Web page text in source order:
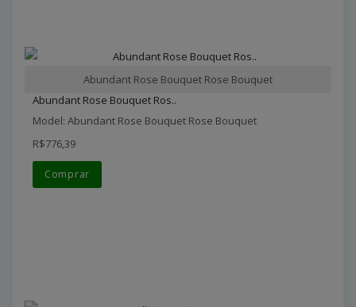
Abundant Rose Bouquet Rose Bouquet
Abundant Rose Bouquet Ros..
Model: Abundant Rose Bouquet Rose Bouquet
R$776,39
Comprar